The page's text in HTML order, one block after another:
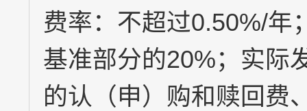
费率：不超过0.50%/年
基准部分的20%；实际
的认（申）购和赎回费